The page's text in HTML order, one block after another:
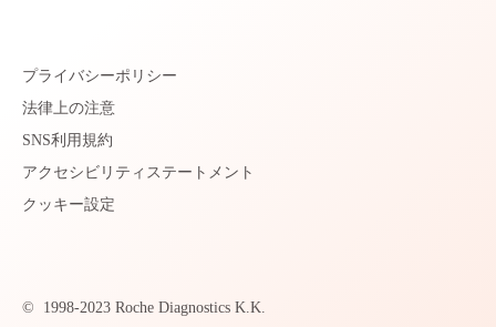
プライバシーポリシー
法律上の注意
SNS利用規約
アクセシビリティステートメント
クッキー設定
© 1998-2023 Roche Diagnostics K.K.